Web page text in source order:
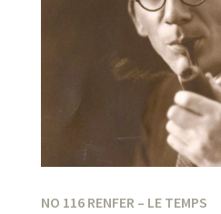
NO 116 RENFER – LE TEMPS